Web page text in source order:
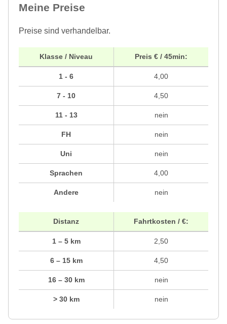
Meine Preise
Preise sind verhandelbar.
Klasse / Niveau
1 - 6
7 - 10
11 - 13
FH
Uni
Sprachen
Andere
Preis € / 45min:
4,00
4,50
nein
nein
nein
4,00
nein
Distanz
1 – 5 km
6 – 15 km
16 – 30 km
> 30 km
Fahrtkosten / €:
2,50
4,50
nein
nein